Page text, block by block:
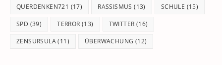
QUERDENKEN721 (17) RASSISMUS (13) SCHULE (15)
SPD (39) TERROR (13) TWITTER (16)
ZENSURSULA(11) ÜBERWACHUNG (12)